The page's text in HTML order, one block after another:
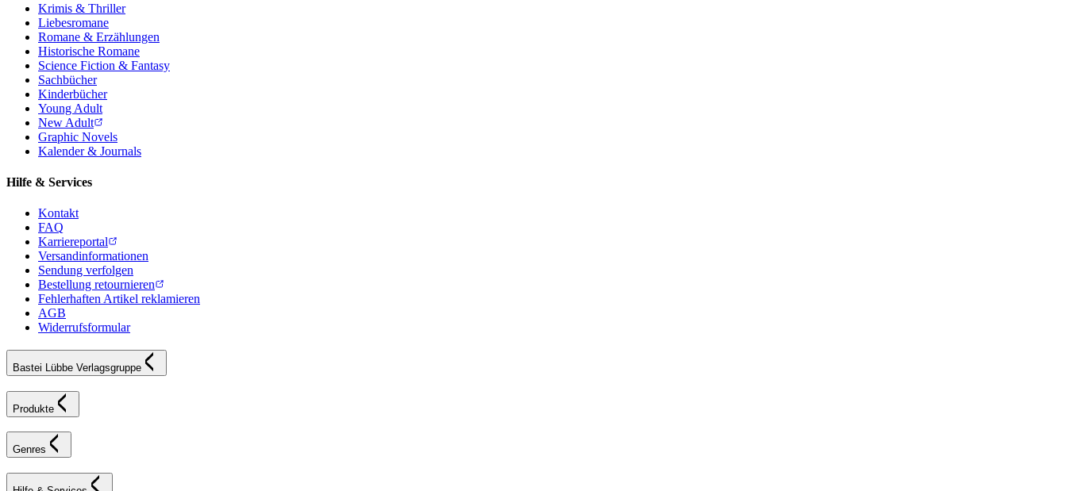
Krimis & Thriller
Liebesromane
Romane & Erzählungen
Historische Romane
Science Fiction & Fantasy
Sachbücher
Kinderbücher
Young Adult
New Adult
Graphic Novels
Kalender & Journals
Hilfe & Services
Kontakt
FAQ
Karriereportal
Versandinformationen
Sendung verfolgen
Bestellung retournieren
Fehlerhaften Artikel reklamieren
AGB
Widerrufsformular
Bastei Lübbe Verlagsgruppe
Produkte
Genres